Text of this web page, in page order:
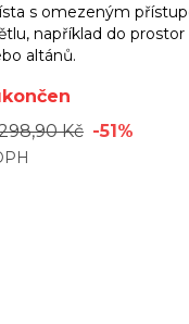
s omezeným
například do
altánů.
Kč -51%